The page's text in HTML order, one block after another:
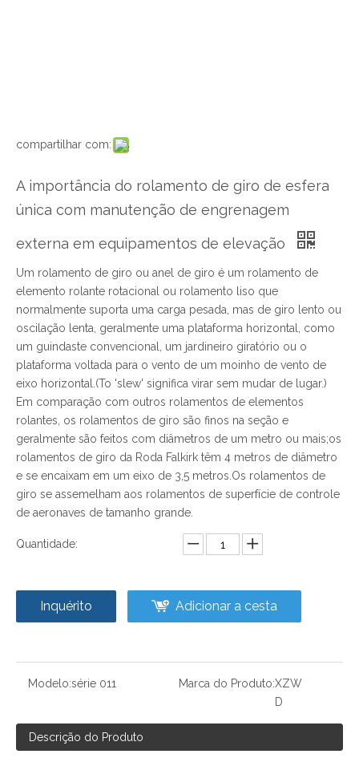
compartilhar com:
A importância do rolamento de giro de esfera
única com manutenção de engrenagem
externa em equipamentos de elevação
Um rolamento de giro ou anel de giro é um rolamento de
elemento rolante rotacional ou rolamento liso que
normalmente suporta uma carga pesada, mas de giro lento ou
oscilação lenta, geralmente uma plataforma horizontal, como
um guindaste convencional, um jardineiro giratório ou o
plataforma voltada para o vento de um moinho de vento de
eixo horizontal.(To 'slew' significa virar sem mudar de lugar.)
Em comparação com outros rolamentos de elementos
rolantes, os rolamentos de giro são finos na seção e
geralmente são feitos com diâmetros de um metro ou mais;os
rolamentos de giro da Roda Falkirk têm 4 metros de diâmetro
e se encaixam em um eixo de 3,5 metros.Os rolamentos de
giro se assemelham aos rolamentos de superfície de controle
de aeronaves de tamanho grande.
Quantidade:
Inquérito Adicionar a cesta
Modelo:série 011 Marca do Produto:XZW
D
Descrição do Produto